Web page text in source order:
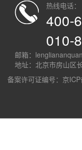
热线电话：
400-
010-
邮箱：
地址：北京市房山区
备案许可证编号： 京